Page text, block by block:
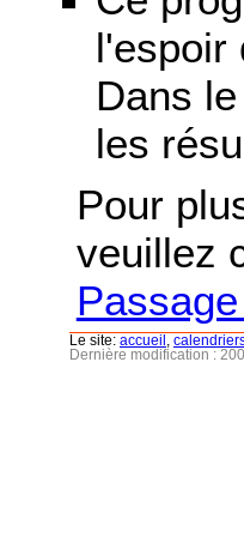
l'espoir
Dans
les
Pour
veuillez
Le site: accueil
Dernière modification :